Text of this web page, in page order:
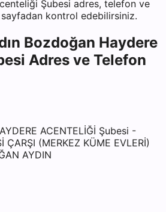
Şubesi adres, telefon ve
kontrol edebilirsiniz.
Bozdoğan Haydere
Adres ve Telefon
ACENTELİĞİ Şubesi -
ÇARŞI (MERKEZ KÜME EVLERİ)
AYDIN